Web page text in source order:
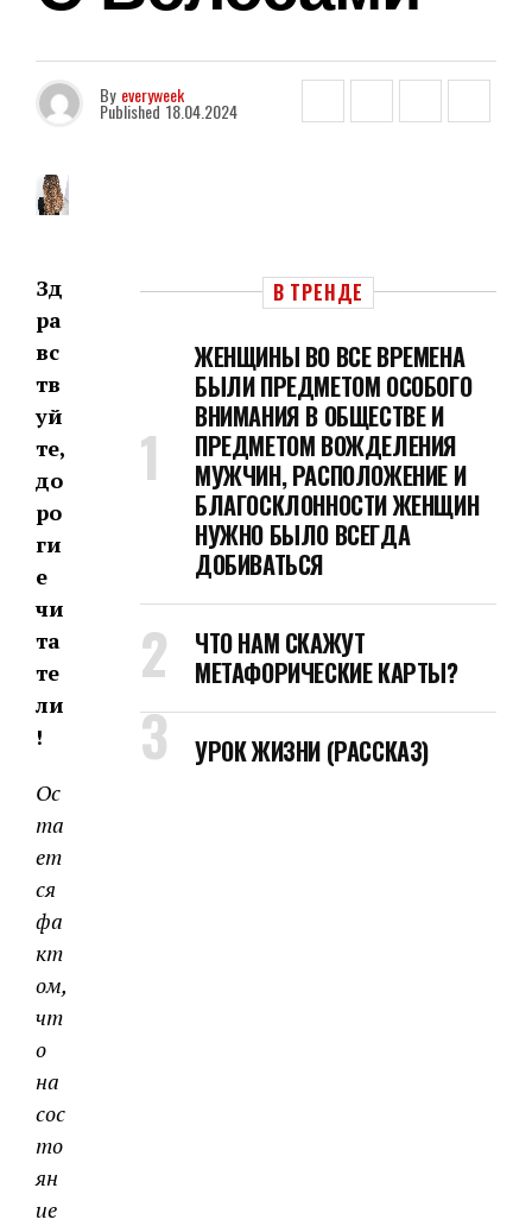
By everyweek
Published 18.04.2024
Зд
ра
вс
тв
уй
те,
до
ро
ги
е
чи
та
те
ли
!
Ос
та
ет
ся
фа
кт
ом,
чт
о
на
сос
то
ян
ие
В ТРЕНДЕ
ЖЕНЩИНЫ ВО ВСЕ ВРЕМЕНА
БЫЛИ ПРЕДМЕТОМ ОСОБОГО
ВНИМАНИЯ В ОБЩЕСТВЕ И
ПРЕДМЕТОМ ВОЖДЕЛЕНИЯ
МУЖЧИН, РАСПОЛОЖЕНИЕ И
БЛАГОСКЛОННОСТИ ЖЕНЩИН
НУЖНО БЫЛО ВСЕГДА
ДОБИВАТЬСЯ
ЧТО НАМ СКАЖУТ
МЕТАФОРИЧЕСКИЕ КАРТЫ?
УРОК ЖИЗНИ (РАССКАЗ)